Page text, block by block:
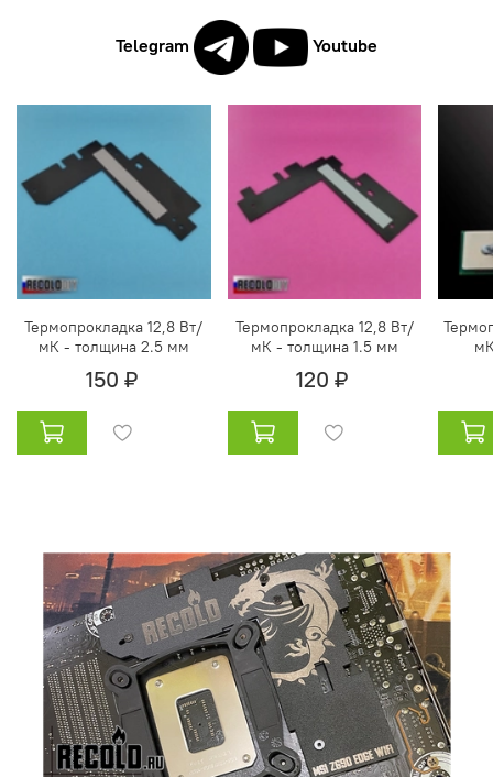
Telegram Youtube
Термопрокладка 12,8 Вт/
мК - толщина 2.5 мм
150 ₽
Термопрокладка 12,8 Вт/
мК - толщина 1.5 мм
120 ₽